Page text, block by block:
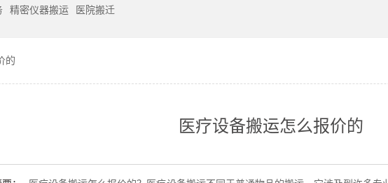
精密仪器搬运 医院搬迁
的
医疗设备搬运怎么报价的